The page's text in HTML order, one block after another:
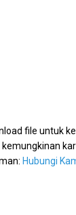
file untuk
Hubungi